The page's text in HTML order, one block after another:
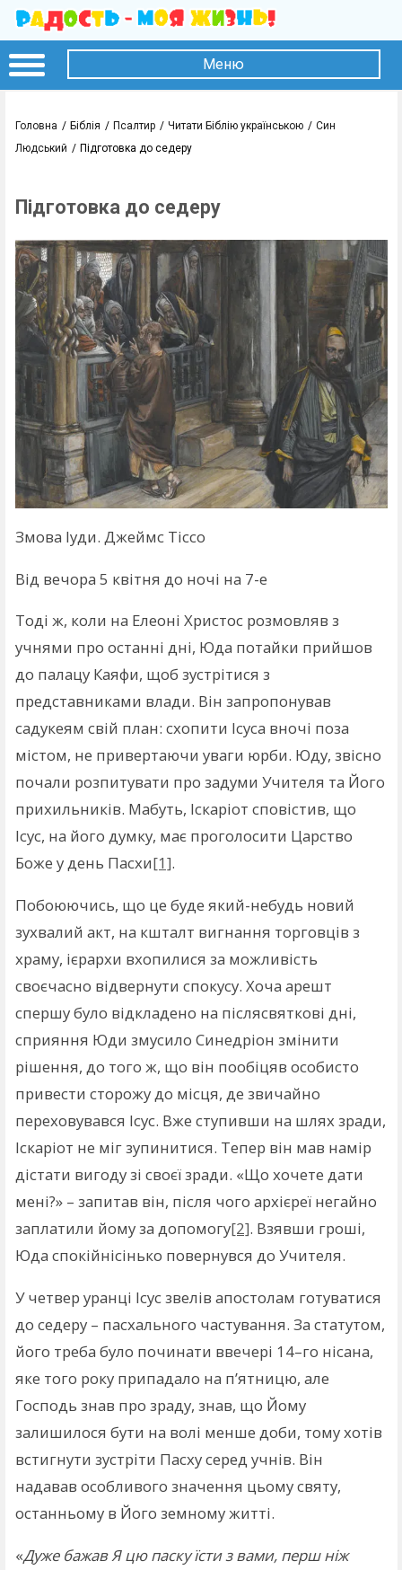
Меню
Головна Біблія Псалтир Читати Біблію українською
Син
Людський
Підготовка до седеру
Підготовка до седеру
Змова Іуди. Джеймс Тіссо
Від вечора 5 квітня до ночі на 7-е
Тоді ж, коли на Елеоні Христос розмовляв з
учнями про останні дні, Юда потайки прийшов
до палацу Каяфи, щоб зустрітися з
представниками влади. Він запропонував
садукеям свій план: схопити Ісуса вночі поза
містом, не привертаючи уваги юрби. Юду, звісно
почали розпитувати про задуми Учителя та Його
прихильників. Мабуть, Іскаріот сповістив, що
Ісус, на його думку, має проголосити Царство
Боже у день Пасхи[1].
Побоюючись, що це буде який-небудь новий
зухвалий акт, на кшталт вигнання торговців з
храму, ієрархи вхопилися за можливість
своєчасно відвернути спокусу. Хоча арешт
спершу було відкладено на післясвяткові дні,
сприяння Юди змусило Синедріон змінити
рішення, до того ж, що він пообіцяв особисто
привести сторожу до місця, де звичайно
переховувався Ісус. Вже ступивши на шлях зради,
Іскаріот не міг зупинитися. Тепер він мав намір
дістати вигоду зі своєї зради. «Що хочете дати
мені?» – запитав він, після чого архієреї негайно
заплатили йому за допомогу[2]. Взявши гроші,
Юда спокійнісінько повернувся до Учителя.
У четвер уранці Ісус звелів апостолам готуватися
до седеру – пасхального частування. За статутом,
його треба було починати ввечері 14–го нісана,
яке того року припадало на п’ятницю, але
Господь знав про зраду, знав, що Йому
залишилося бути на волі менше доби, тому хотів
встигнути зустріти Пасху серед учнів. Він
надавав особливого значення цьому святу,
останньому в Його земному житті.
«Дуже бажав Я цю паску їсти з вами, перш ніж